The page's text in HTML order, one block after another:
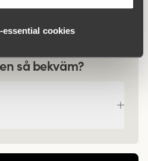
cookies
40°
så bekväm?